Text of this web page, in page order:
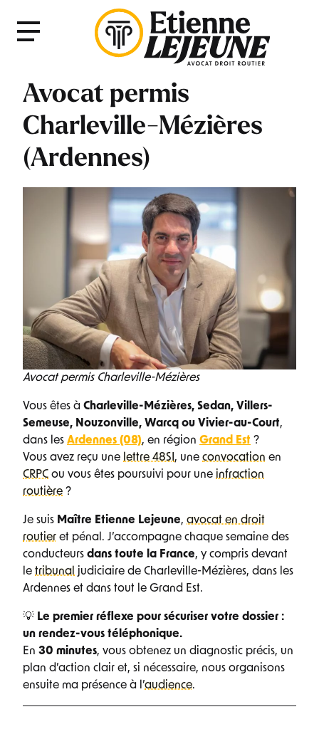
Menu
Avocat permis
Charleville-Mézières
(Ardennes)
Avocat permis Charleville-Mézières
Vous êtes à Charleville-Mézières, Sedan, Villers-
Semeuse, Nouzonville, Warcq ou Vivier-au-Court,
dans les Ardennes (08), en région Grand Est ?
Vous avez reçu une lettre 48SI , une convocation en
CRPC ou vous êtes poursuivi pour une infraction
routière ?
Je suis Maître Etienne Lejeune, avocat en droit
routier et pénal. J’accompagne chaque semaine des
conducteurs dans toute la France, y compris devant
le tribunal judiciaire de Charleville-Mézières, dans les
Ardennes et dans tout le Grand Est.
💡 Le premier réflexe pour sécuriser votre dossier :
un rendez-vous téléphonique.
En 30 minutes, vous obtenez un diagnostic précis, un
plan d’action clair et, si nécessaire, nous organisons
ensuite ma présence à l’audience.
Fermer